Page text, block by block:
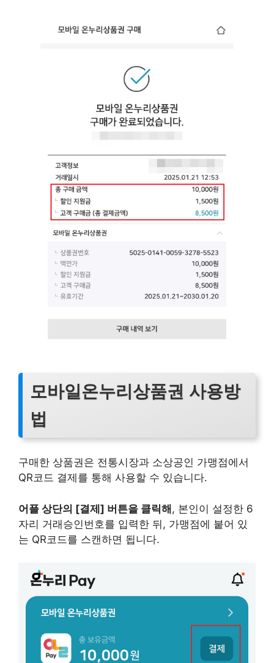
모바일온누리상품권 사용방
법
구매한 상품권은 전통시장과 소상공인 가맹점에서
QR코드 결제를 통해 사용할 수 있습니다.
어플 상단의 [결제] 버튼을 클릭해, 본인이 설정한 6
자리 거래승인번호를 입력한 뒤, 가맹점에 붙어 있
는 QR코드를 스캔하면 됩니다.